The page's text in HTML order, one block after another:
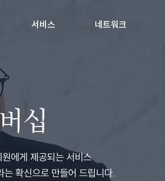
서비스 네트워크
십
에게 제공되는 서비스
확신으로 만들어 드립니다.